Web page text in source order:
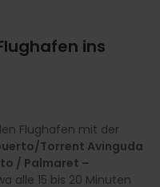
ins
Flughafen mit der
Torrent Avinguda
/ Palmaret –
alle 15 bis 20 Minuten